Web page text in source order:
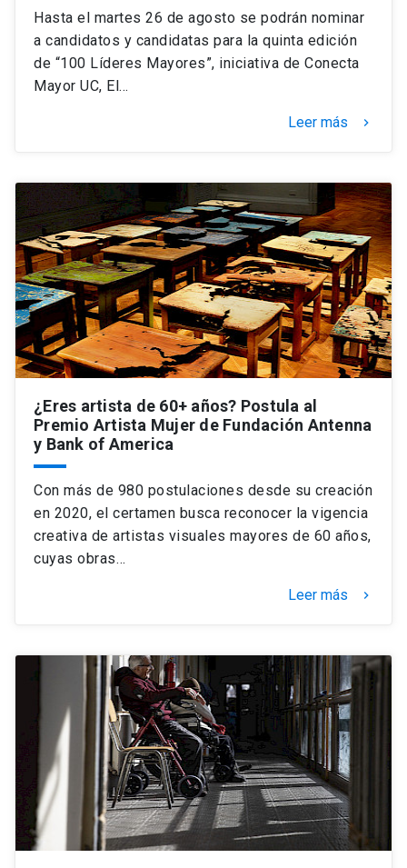
Hasta el martes 26 de agosto se podrán nominar
a candidatos y candidatas para la quinta edición
de “100 Líderes Mayores”, iniciativa de Conecta
Mayor UC, El…
Leer más keyboard_arrow_right
¿Eres artista de 60+ años? Postula al
Premio Artista Mujer de Fundación Antenna
y Bank of America
Con más de 980 postulaciones desde su creación
en 2020, el certamen busca reconocer la vigencia
creativa de artistas visuales mayores de 60 años,
cuyas obras…
Leer más keyboard_arrow_right